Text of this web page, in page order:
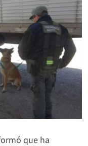
que ha